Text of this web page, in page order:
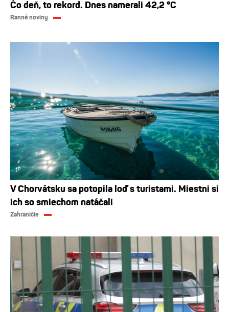
Čo deň, to rekord. Dnes namerali 42,2 °C
Ranné noviny
V Chorvátsku sa potopila loď s turistami. Miestni si
ich so smiechom natáčali
Zahraničie